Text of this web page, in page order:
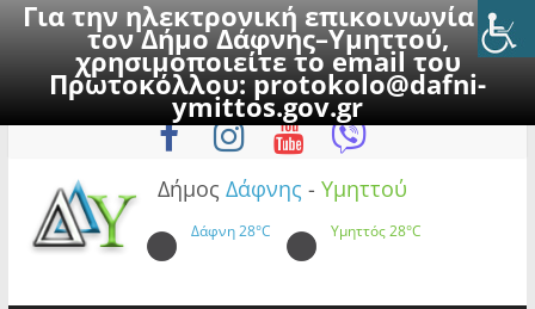
Για την ηλεκτρονική επικοινωνία με
τον Δήμο Δάφνης–Υμηττού,
χρησιμοποιείτε το email του
Πρωτοκόλλου:protokolo@dafni-
ymittos.gov.gr
to
Πέμπτη, 6 Αυγούστου 2026
Δήμος Δάφνης - Υμηττού
Δάφνη28°C Υμηττός28°C